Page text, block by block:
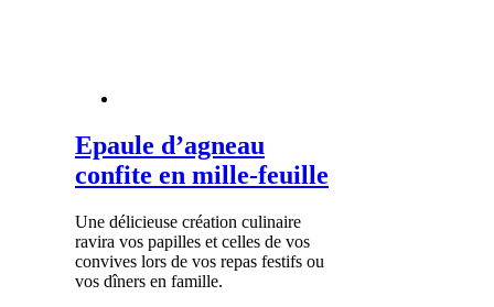
Epaule d’agneau
confite en mille-feuille
Une délicieuse création culinaire
ravira vos papilles et celles de vos
convives lors de vos repas festifs ou
vos dîners en famille.